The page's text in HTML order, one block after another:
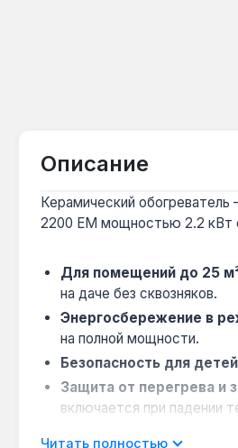
Описание
Керамический
2200 EM мощностью 2.2 кВт
Для помещений до 25
на даче без сквозняков.
Энергосбережение в
на полной мощности.
Безопасность для
Защита от перегрева и
включается при падении
Читать полностью